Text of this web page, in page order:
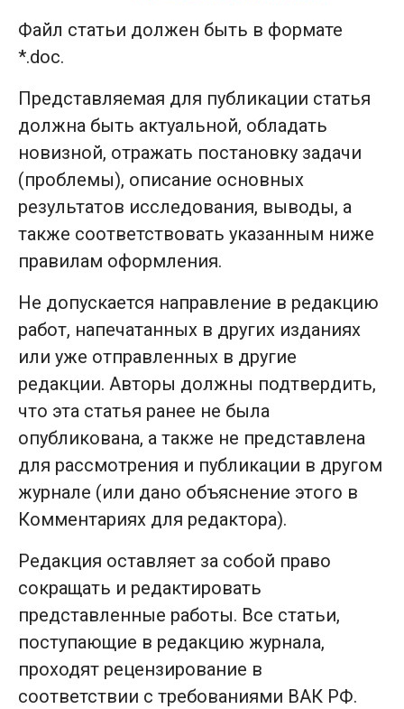
Файл статьи должен быть в формате
*.doc.
Представляемая для публикации статья
должна быть актуальной, обладать
новизной, отражать постановку задачи
(проблемы), описание основных
результатов исследования, выводы, а
также соответствовать указанным ниже
правилам оформления.
Не допускается направление в редакцию
работ, напечатанных в других изданиях
или уже отправленных в другие
редакции. Авторы должны подтвердить,
что эта статья ранее не была
опубликована, а также не представлена
для рассмотрения и публикации в другом
журнале (или дано объяснение этого в
Комментариях для редактора).
Редакция оставляет за собой право
сокращать и редактировать
представленные работы. Все статьи,
поступающие в редакцию журнала,
проходят рецензирование в
соответствии с требованиями ВАК РФ.